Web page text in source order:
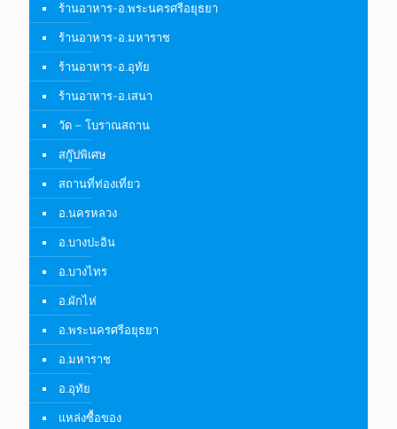
ร้านอาหาร-อ.พระนครศรีอยุธยา
ร้านอาหาร-อ.มหาราช
ร้านอาหาร-อ.อุทัย
ร้านอาหาร-อ.เสนา
วัด – โบราณสถาน
สกู๊ปพิเศษ
สถานที่ท่องเที่ยว
อ.นครหลวง
อ.บางปะอิน
อ.บางไทร
อ.ผักไห่
อ.พระนครศรีอยุธยา
อ.มหาราช
อ.อุทัย
แหล่งซื้อของ